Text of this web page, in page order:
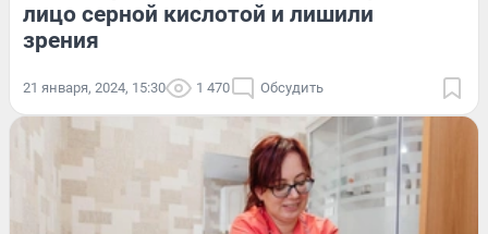
лицо серной кислотой и лишили
зрения
21 января, 2024, 15:30 1 470 Обсудить